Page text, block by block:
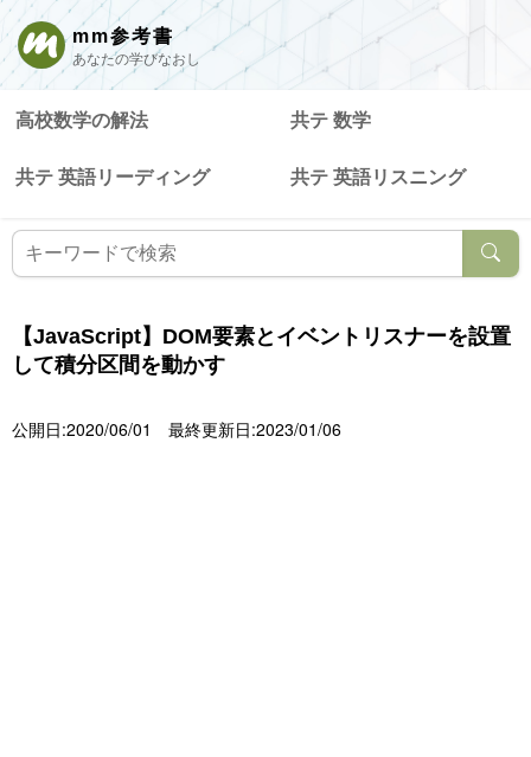
mm参考書
あなたの学びなおし
高校数学の解法 共テ 数学
共テ 英語リーディング 共テ 英語リスニング
【JavaScript】DOM要素とイベントリスナーを設置
して積分区間を動かす
公開日:2020/06/01 最終更新日:2023/01/06